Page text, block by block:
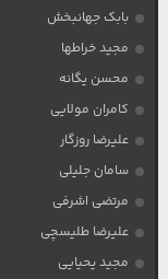
بابک جهانبخش
مجید خراطها
محسن یگانه
کامران مولایی
علیرضا روزگار
سامان جلیلی
مرتضی اشرفی
علیرضا طلیسچی
مجید یحیایی